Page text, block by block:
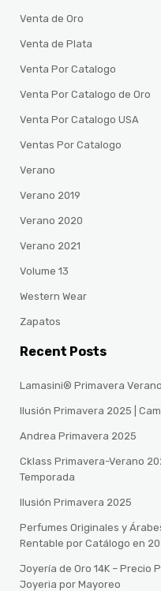
Venta de Oro
Venta de Plata
Venta Por Catalogo
Venta Por Catalogo de Oro
Venta Por Catalogo USA
Ventas Por Catalogo
Verano
Verano 2019
Verano 2020
Verano 2021
Volume 13
Western Wear
Zapatos
Recent Posts
Lamasini® Primavera
Ilusión Primavera 2025 |
Andrea Primavera 2025
Cklass Primavera-Verano
Temporada
Ilusión Primavera 2025
Perfumes Originales y
Rentable por Catálogo en
Joyería de Oro 14K – Precio
Joyeria por Mayoreo